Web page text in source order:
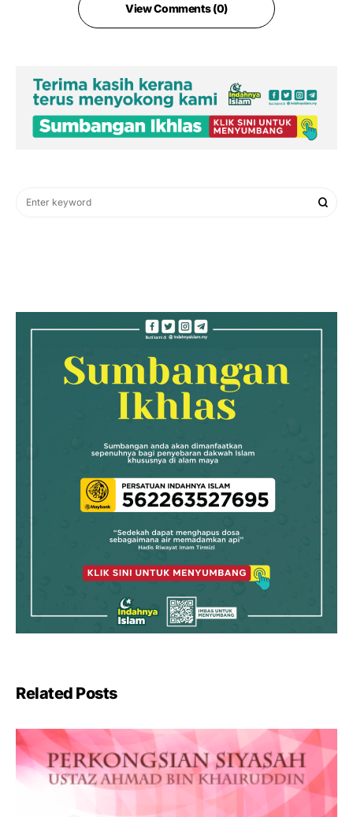
View Comments (0)
Related Posts